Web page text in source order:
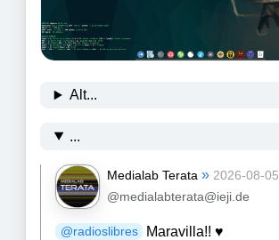
Alt...
...
Medialab Terata » 2026-08-05
@medialabterata@ieji.de
@radioslibres Maravilla!! ♥️